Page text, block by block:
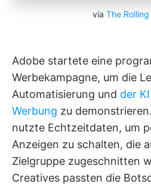
via The
Adobe startete eine
Werbekampagne, um die
Automatisierung und der KI
Werbung zu
nutzte Echtzeitdaten, um
Anzeigen zu schalten, die
Zielgruppe zugeschnitten
Creatives passten die